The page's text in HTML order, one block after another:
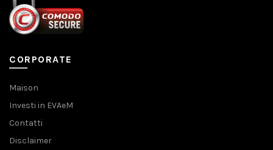
CORPORATE
Maison
Investi in EVAeM
Contatti
Disclaimer